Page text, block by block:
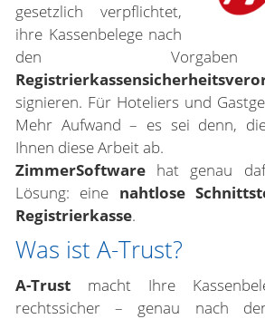
gesetzlich verpflichtet,
ihre Kassenbelege nach
den
signieren. Für Hoteliers und
Mehr Aufwand – es sei denn,
Ihnen diese Arbeit ab.
ZimmerSoftware hat genau
Lösung: eine nahtlose
Registrierkasse.
Was ist A-Trust?
A-Trust macht Ihre
rechtssicher – genau nach